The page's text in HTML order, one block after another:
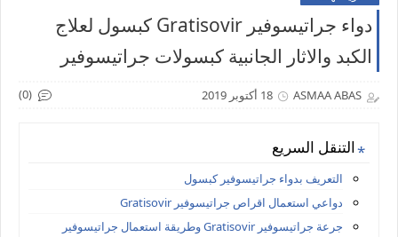
دواء جراتيسوفير Gratisovir كبسول لعلاج
الكبد والاثار الجانبية كبسولات جراتيسوفير
ASMAA ABAS 18 أكتوبر 2019 (0)
التنقل السريع
التعريف بدواء جراتيسوفير كبسول
دواعي استعمال اقراص جراتيسوفير Gratisovir
جرعة جراتيسوفير Gratisovir وطريقة استعمال جراتيسوفير